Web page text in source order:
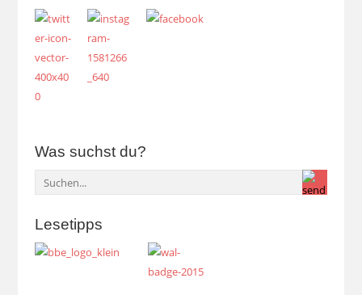
Was suchst du?
Lesetipps